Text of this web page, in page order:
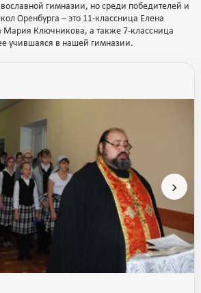
гимназии, но среди победителей и
Оренбурга – это 11-классница Елена
Мария Ключникова, а также 7-классница
учившаяся в нашей гимназии.
›